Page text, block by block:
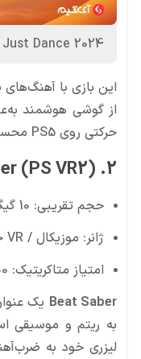
Just Dance 2024 بهترین بازی حرکتی پلی استیشن 5
این بازی با
از گوشی هوشمند
حرکتی روی PS5 محسوب می‌شود.
2. Beat Saber (PS VR2) | بیت سیبر
حجم تقریبی: 10 گیگابایت
ژانر: موزیکال / VR حرکتی
امتیاز متاکریتیک: 93/100
Beat Saber یک
به ریتم و موسیقی
لیزری خود به